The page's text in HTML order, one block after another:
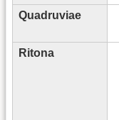
Quadruviae
Ritona